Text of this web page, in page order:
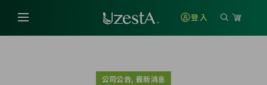
登入
公司公告, 最新消息